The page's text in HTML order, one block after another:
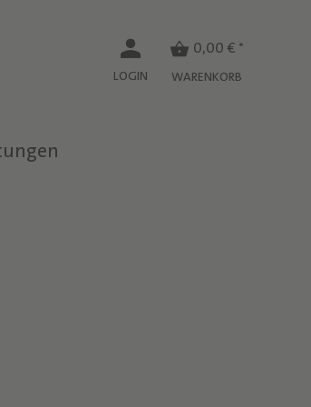
LOGIN
0,00 € *
WARENKORB